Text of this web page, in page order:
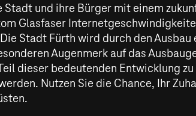
und ihre Bürger mit einem
Glasfaser
Stadt Fürth wird durch den Ausbau
Augenmerk auf das
dieser bedeutenden Entwicklung zu
Nutzen Sie die Chance, Ihr